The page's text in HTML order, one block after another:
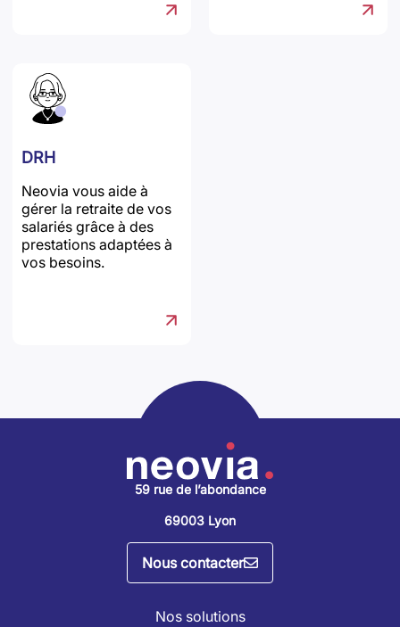
DRH
Neovia vous aide à
gérer la retraite de vos
salariés grâce à des
prestations adaptées à
vos besoins.
59 rue de l’abondance
69003 Lyon
Nous contacter
Nos solutions